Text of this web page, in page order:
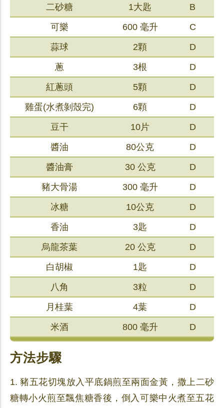
二砂糖
1大匙
B
可樂
600 毫升
C
蒜球
2顆
D
蔥
3根
D
紅蔥頭
5顆
D
雞蛋(水煮剝殼完)
6顆
D
豆干
10片
D
醬油
80公克
D
醬油膏
30 公克
D
豬大骨湯
300 毫升
D
冰糖
10公克
D
香油
3匙
D
烏龍茶葉
20 公克
D
白胡椒
1匙
D
八角
3粒
D
月桂葉
4葉
D
米酒
800 毫升 D
方法步驟
1. 豬五花切塊放入平底鍋煎至兩面金黃，撒上二砂
糖轉小火煎至飄焦糖香後，倒入可樂中火煮至五花